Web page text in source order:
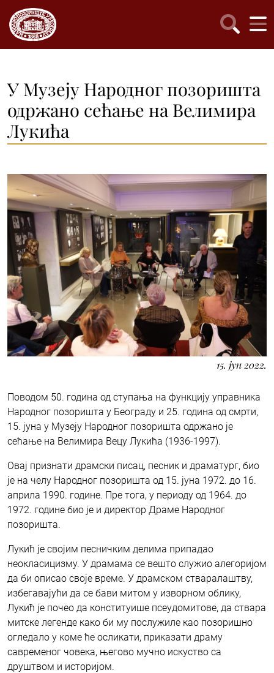
У Музеју Народног позоришта
одржано сећање на Велимира
Лукића
15. јун 2022.
Поводом 50. година од ступања на функцију управника
Народног позоришта у Београду и 25. година од смрти,
15. јуна у Музеју Народног позоришта одржано је
сећање на Велимира Вецу Лукића (1936-1997).
Овај признати драмски писац, песник и драматург, био
је на челу Народног позоришта од 15. јуна 1972. до 16.
априла 1990. године. Пре тога, у периоду од 1964. до
1972. године био је и директор Драме Народног
позоришта.
Лукић је својим песничким делима припадао
неокласицизму. У драмама се вешто служио алегоријом
да би описао своје време. У драмском стваралаштву,
избегавајући да се бави митом у изворном облику,
Лукић је почео да конституише псеудомитове, да ствара
митске легенде како би му послужиле као позоришно
огледало у коме ће осликати, приказати драму
савременог човека, његово мучно искуство са
друштвом и историјом.